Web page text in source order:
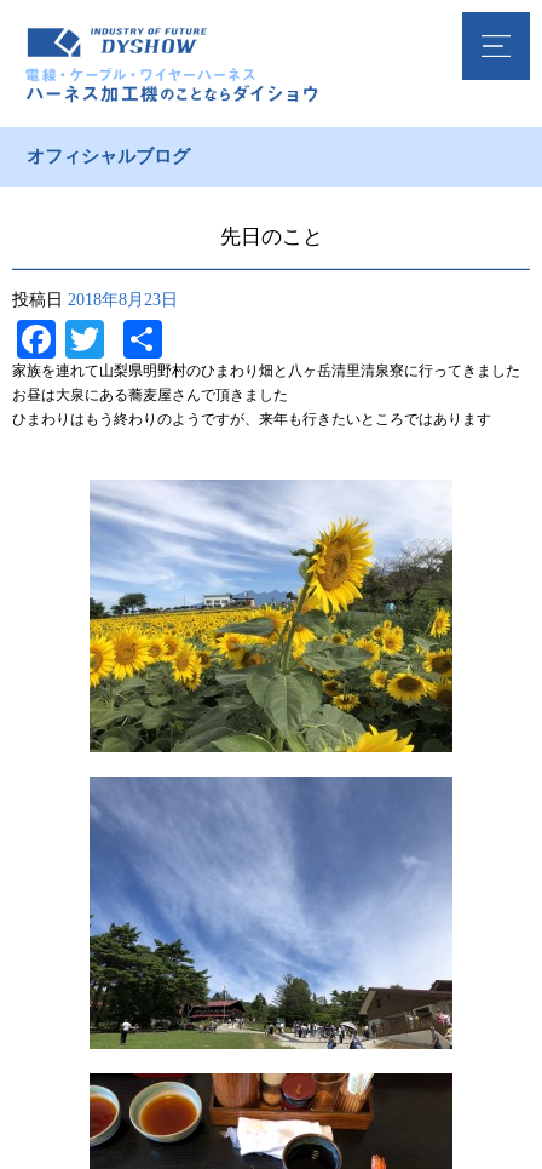
オフィシャルブログ
先日のこと
投稿日 2018年8月23日
Facebook
Twitter
有
家族を連れて山梨県明野村のひまわり畑と八ヶ岳清里清泉寮に行ってきました
お昼は大泉にある蕎麦屋さんで頂きました
ひまわりはもう終わりのようですが、来年も行きたいところではあります